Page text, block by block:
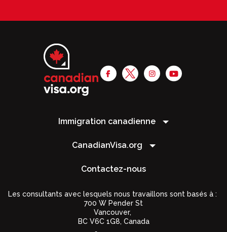
Immigration canadienne
CanadianVisa.org
Contactez-nous
Les consultants avec lesquels nous travaillons sont basés à :
700 W Pender St
Vancouver,
BC V6C 1G8, Canada